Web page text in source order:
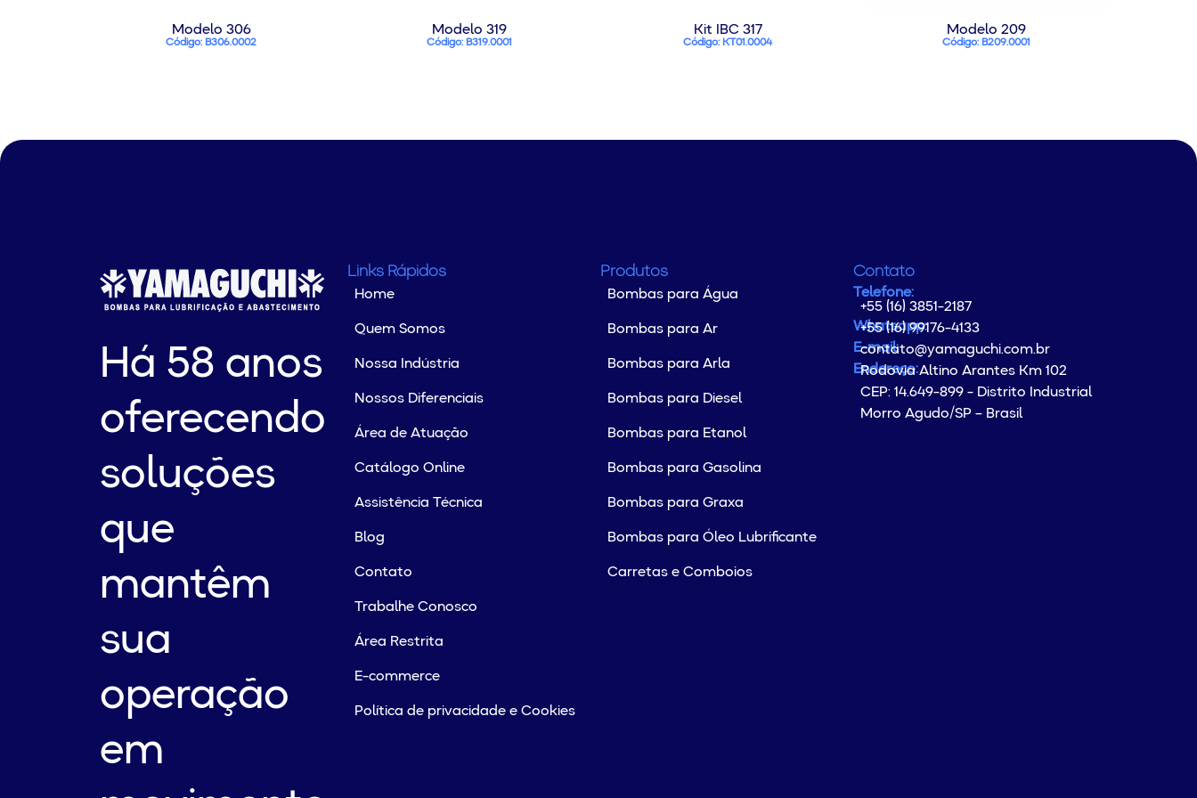
Modelo 306
Código: B306.0002
Modelo 319
Código: B319.0001
Kit IBC 317
Código: KT01.0004
Modelo 209
Código: B209.0001
Há 58 anos
oferecendo
soluções
que
mantêm
sua
operação
em
Links Rápidos
Home
Quem Somos
Nossa Indústria
Nossos Diferenciais
Área de Atuação
Catálogo Online
Assistência Técnica
Blog
Contato
Trabalhe Conosco
Área Restrita
E-commerce
Política de privacidade e Cookies
Produtos
Bombas para Água
Bombas para Ar
Bombas para Arla
Bombas para Diesel
Bombas para Etanol
Bombas para Gasolina
Bombas para Graxa
Bombas para Óleo Lubrificante
Carretas e Comboios
Contato
Telefone:
+55 (16) 3851-2187
Whatsapp:
+55 (16) 99176-4133
E-mail:
contato@yamaguchi.com.br
Endereço:
Rodovia Altino Arantes Km 102
CEP: 14.649-899 - Distrito Industrial
Morro Agudo/SP – Brasil